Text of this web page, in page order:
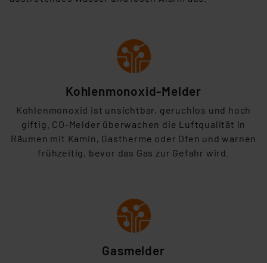
Weiterverarbeitung dieser Daten zur Auswertung und
führen, dass die Einstellungen nicht längerfristig
gespeichert werden und dieses Banner erneut
Daten in den USA. Ihre Einwilligung zur Einbindung von
Cookies dieser Drittanbieter umfasst daher ggf. auch
die Verarbeitung Ihrer Daten in den USA gemäß Art. 49
(1) lit. a DSGVO. Nähere Infos zu diesen Drittanbietern
Angemessenheitsbeschluss der EU. Dies bedeutet,
dass die USA als Land mit unzureichendem
Datenschutz nach EU-Standards eingestuft wird. So
besteht etwa das Risiko, dass US-Behörden
Kohlenmonoxid-Melder
Kohlenmonoxid ist unsichtbar, geruchlos und hoch
giftig. CO-Melder überwachen die Luftqualität in
Räumen mit Kamin, Gastherme oder Ofen und warnen
frühzeitig, bevor das Gas zur Gefahr wird.
Gasmelder